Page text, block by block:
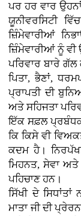
ਪਰ ਹਰ ਵਾਰ
ਯੂਨੀਵਰਸਿਟੀ
ਜ਼ਿੰਮੇਵਾਰੀਆਂ
ਜ਼ਿੰਮੇਵਾਰੀਆਂ ਨੂੰ ਵੀ
ਪਰਿਵਾਰ ਬਾਰੇ ਗੱਲ
ਪਿਤਾ, ਭੈਣਾਂ,
ਪ੍ਰਾਪਤੀ ਦੀ
ਅਤੇ ਸਹਿਜਤਾ
ਇੱਕ ਸਫ਼ਲ ਪ੍ਰਬੰਧਕ
ਕਿ ਕਿਸੇ ਵੀ
ਕਦਮ ਹੈ।
ਮਿਹਨਤ, ਸੇਵਾ
ਪਹਿਚਾਣ ਹਨ।
ਸਿੱਖੀ ਦੇ
ਮਾਤਾ ਜੀ ਦੀ